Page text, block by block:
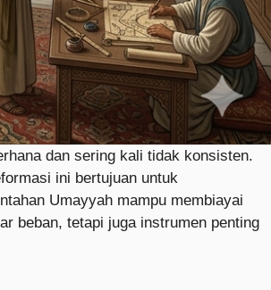
dan sering kali tidak konsisten.
ini bertujuan untuk
Umayyah mampu membiayai
beban, tetapi juga instrumen penting